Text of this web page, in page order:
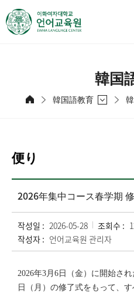
韓国
韓国語教育
便り
2026年集中コース春学期
작성일 : 2026-05-28 조회수 :
작성자 : 언어교육원 관리자
2026年3月 6 日 （金 ） に 開始され
日
（ 月 ） の修了式をもって、 す